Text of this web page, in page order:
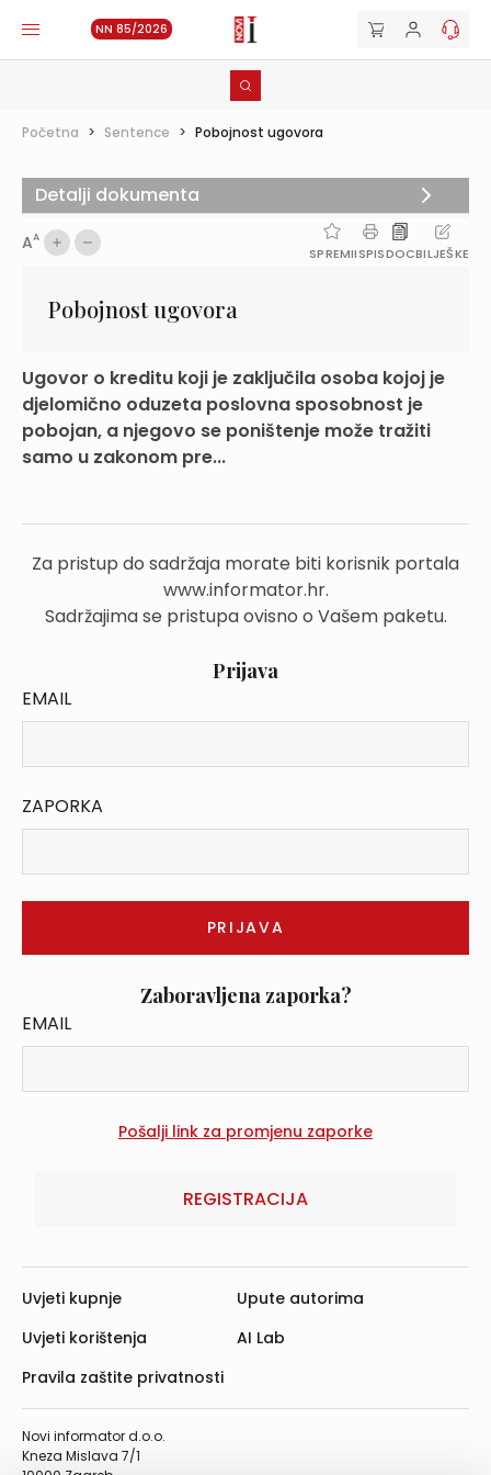
NN 85/2026
Početna > Sentence > Pobojnost ugovora
AA
SPREMIISPISDOCBILJEŠKE
Pobojnost ugovora
Ugovor o kreditu koji je zaključila osoba kojoj je
djelomično oduzeta poslovna sposobnost je
pobojan, a njegovo se poništenje može tražiti
samo u zakonom pre...
Za pristup do sadržaja morate biti korisnik portala
www.informator.hr.
Sadržajima se pristupa ovisno o Vašem paketu.
Prijava
EMAIL
ZAPORKA
Zaboravljena zaporka?
EMAIL
REGISTRACIJA
Detalji dokumenta
Novi informator d.o.o.
Kneza Mislava 7/1
Uvjeti kupnje
Uvjeti korištenja
Pravila zaštite privatnosti
Upute autorima
AI Lab